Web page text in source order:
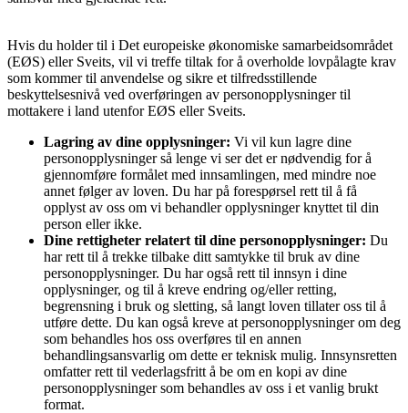
Hvis du holder til i Det europeiske økonomiske samarbeidsområdet
(EØS) eller Sveits, vil vi treffe tiltak for å overholde lovpålagte krav
som kommer til anvendelse og sikre et tilfredsstillende
beskyttelsesnivå ved overføringen av personopplysninger til
mottakere i land utenfor EØS eller Sveits.
Lagring av dine opplysninger: Vi vil kun lagre dine
personopplysninger så lenge vi ser det er nødvendig for å
gjennomføre formålet med innsamlingen, med mindre noe
annet følger av loven. Du har på forespørsel rett til å få
opplyst av oss om vi behandler opplysninger knyttet til din
person eller ikke.
Dine rettigheter relatert til dine personopplysninger: Du
har rett til å trekke tilbake ditt samtykke til bruk av dine
personopplysninger. Du har også rett til innsyn i dine
opplysninger, og til å kreve endring og/eller retting,
begrensning i bruk og sletting, så langt loven tillater oss til å
utføre dette. Du kan også kreve at personopplysninger om deg
som behandles hos oss overføres til en annen
behandlingsansvarlig om dette er teknisk mulig. Innsynsretten
omfatter rett til vederlagsfritt å be om en kopi av dine
personopplysninger som behandles av oss i et vanlig brukt
format.